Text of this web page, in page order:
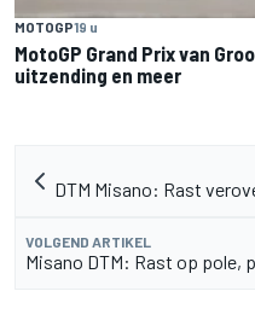
MOTOGP19 u
MotoGP Grand Prix van
uitzending en meer
DTM Misano: Rast
VOLGEND ARTIKEL
Misano DTM: Rast op pole,